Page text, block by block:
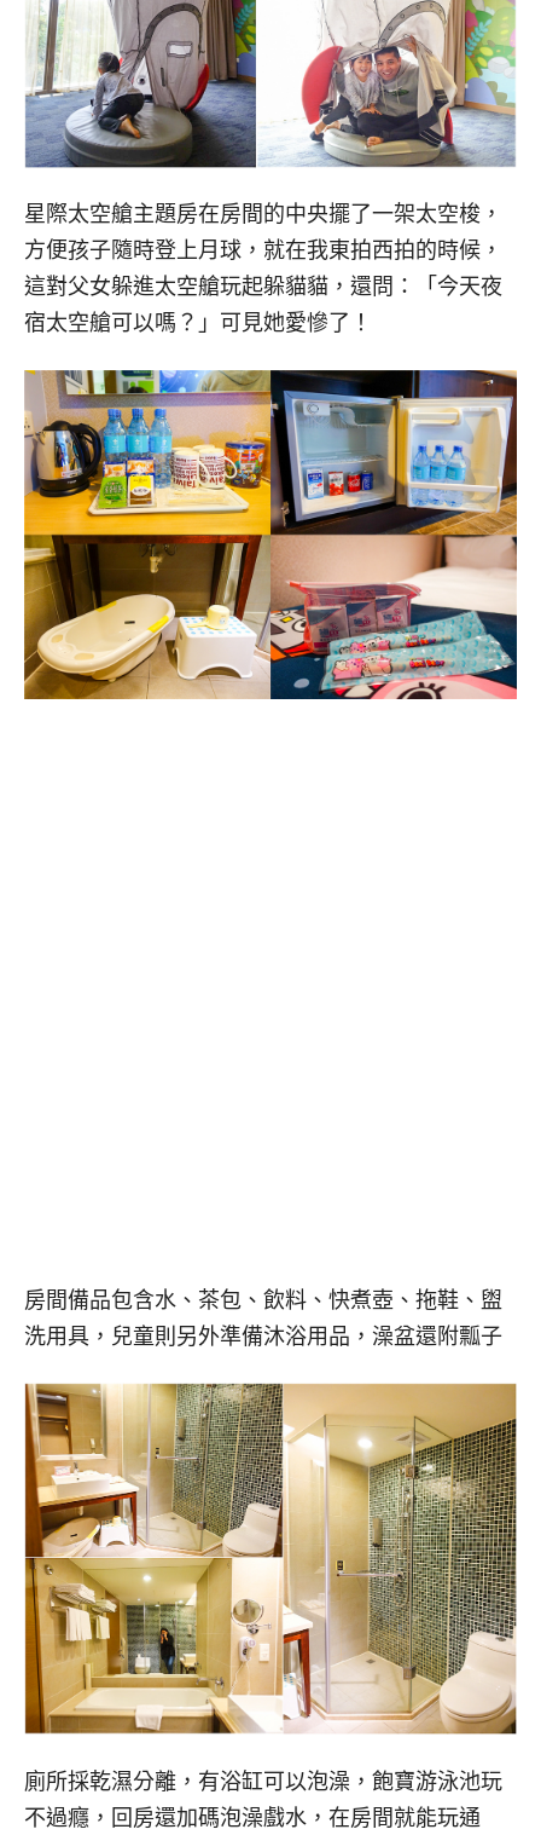
星際太空艙主題房在房間的中央擺了一架太空梭，
方便孩子隨時登上月球，就在我東拍西拍的時候，
這對父女躲進太空艙玩起躲貓貓，還問：「今天夜
宿太空艙可以嗎？」可見她愛慘了！
房間備品包含水、茶包、飲料、快煮壺、拖鞋、盥
洗用具，兒童則另外準備沐浴用品，澡盆還附瓢子
廁所採乾濕分離，有浴缸可以泡澡，飽寶游泳池玩
不過癮，回房還加碼泡澡戲水，在房間就能玩通